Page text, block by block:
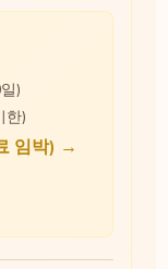
)
한)
임박) →